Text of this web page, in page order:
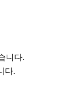
니다.
다.